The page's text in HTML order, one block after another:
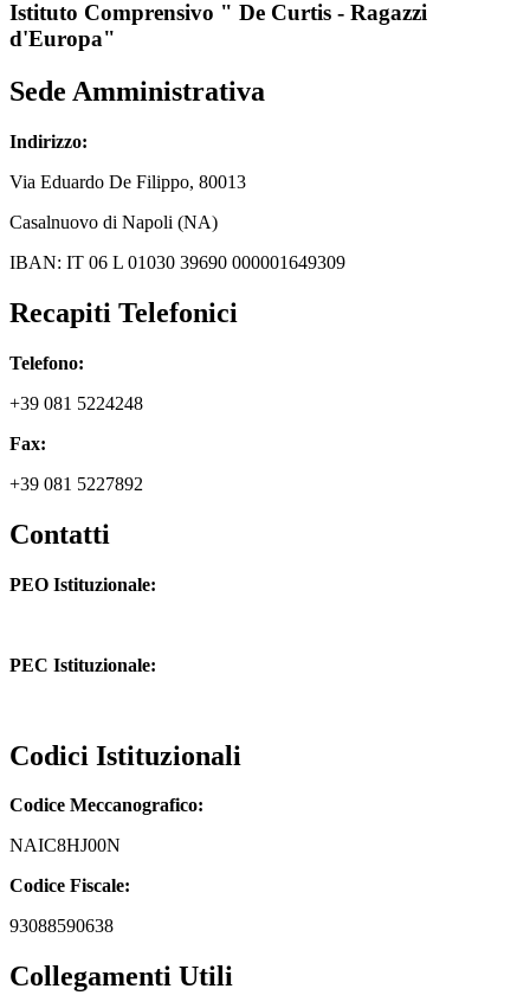
Istituto Comprensivo " De Curtis - Ragazzi
d'Europa"
Sede Amministrativa
Indirizzo:
Via Eduardo De Filippo, 80013
Casalnuovo di Napoli (NA)
IBAN: IT 06 L 01030 39690 000001649309
Recapiti Telefonici
Telefono:
+39 081 5224248
Fax:
+39 081 5227892
Contatti
PEO Istituzionale:
PEC Istituzionale:
Codici Istituzionali
Codice Meccanografico:
NAIC8HJ00N
Codice Fiscale:
93088590638
Collegamenti Utili